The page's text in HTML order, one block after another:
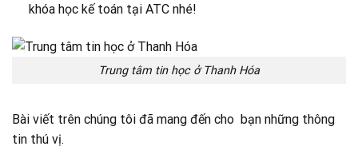
khóa học kế toán tại ATC nhé!
Trung tâm tin học ở Thanh Hóa
Bài viết trên chúng tôi đã mang đến cho bạn những thông
tin thú vị.